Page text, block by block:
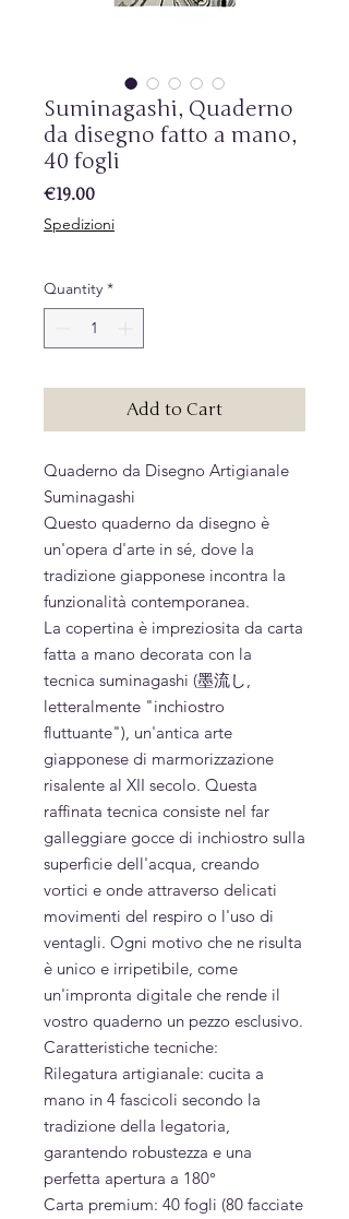
Suminagashi, Quaderno
da disegno fatto a mano,
40 fogli
€19.00Price
Spedizioni
Quantity *
Add to Cart
Quaderno da Disegno Artigianale
Suminagashi
Questo quaderno da disegno è
un'opera d'arte in sé, dove la
tradizione giapponese incontra la
funzionalità contemporanea.
La copertina è impreziosita da carta
fatta a mano decorata con la
tecnica suminagashi (墨流し,
letteralmente "inchiostro
fluttuante"), un'antica arte
giapponese di marmorizzazione
risalente al XII secolo. Questa
raffinata tecnica consiste nel far
galleggiare gocce di inchiostro sulla
superficie dell'acqua, creando
vortici e onde attraverso delicati
movimenti del respiro o l'uso di
ventagli. Ogni motivo che ne risulta
è unico e irripetibile, come
un'impronta digitale che rende il
vostro quaderno un pezzo esclusivo.
Caratteristiche tecniche:
Rilegatura artigianale: cucita a
mano in 4 fascicoli secondo la
tradizione della legatoria,
garantendo robustezza e una
perfetta apertura a 180°
Carta premium: 40 fogli (80 facciate